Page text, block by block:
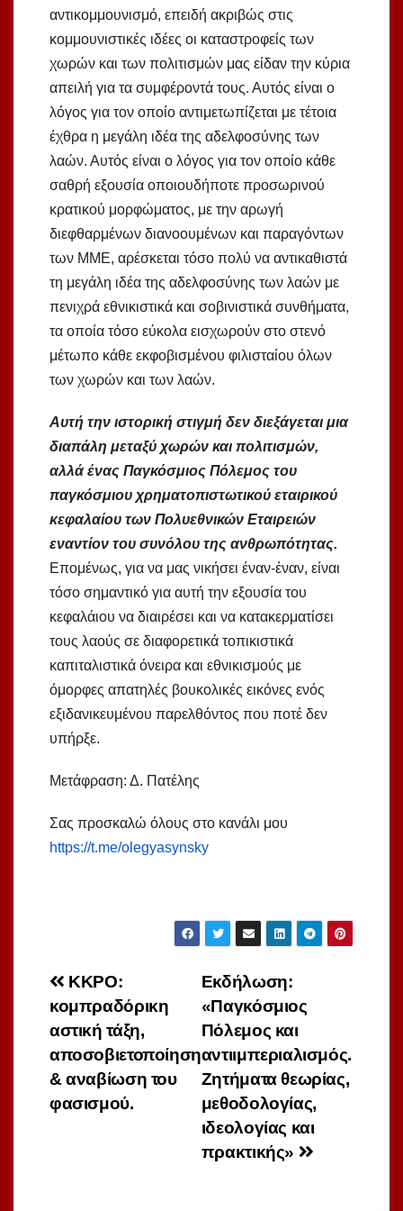
αντικομμουνισμό, επειδή ακριβώς στις
κομμουνιστικές ιδέες οι καταστροφείς των
χωρών και των πολιτισμών μας είδαν την κύρια
απειλή για τα συμφέροντά τους. Αυτός είναι ο
λόγος για τον οποίο αντιμετωπίζεται με τέτοια
έχθρα η μεγάλη ιδέα της αδελφοσύνης των
λαών. Αυτός είναι ο λόγος για τον οποίο κάθε
σαθρή εξουσία οποιουδήποτε προσωρινού
κρατικού μορφώματος, με την αρωγή
διεφθαρμένων διανοουμένων και παραγόντων
των ΜΜΕ, αρέσκεται τόσο πολύ να αντικαθιστά
τη μεγάλη ιδέα της αδελφοσύνης των λαών με
πενιχρά εθνικιστικά και σοβινιστικά συνθήματα,
τα οποία τόσο εύκολα εισχωρούν στο στενό
μέτωπο κάθε εκφοβισμένου φιλισταίου όλων
των χωρών και των λαών.
Αυτή την ιστορική στιγμή δεν διεξάγεται μια
διαπάλη μεταξύ χωρών και πολιτισμών,
αλλά ένας Παγκόσμιος Πόλεμος του
παγκόσμιου χρηματοπιστωτικού εταιρικού
κεφαλαίου των Πολυεθνικών Εταιρειών
εναντίον του συνόλου της ανθρωπότητας.
Επομένως, για να μας νικήσει έναν-έναν, είναι
τόσο σημαντικό για αυτή την εξουσία του
κεφαλάιου να διαιρέσει και να κατακερματίσει
τους λαούς σε διαφορετικά τοπικιστικά
καπιταλιστικά όνειρα και εθνικισμούς με
όμορφες απατηλές βουκολικές εικόνες ενός
εξιδανικευμένου παρελθόντος που ποτέ δεν
υπήρξε.
Μετάφραση: Δ. Πατέλης
Σας προσκαλώ όλους στο κανάλι μου
https://t.me/olegyasynsky
Πλοήγηση
άρθρων
Εκδήλωση:
«Παγκόσμιος
Πόλεμος και
αντιιμπεριαλισμός.
Ζητήματα θεωρίας,
μεθοδολογίας,
ιδεολογίας και
πρακτικής»
ΚΚΡΟ:
κομπραδόρικη
αστική τάξη,
αποσοβιετοποίηση
& αναβίωση του
φασισμού.